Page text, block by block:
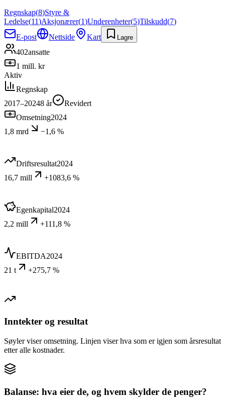
Regnskap(8)Styre &
Ledelse(11)Aksjonærer(1)Underenheter(5)Tilskudd(7)
E-post
Nettside Kart Lagre
402ansatte
1 mill. kr
Aktiv
Regnskap
2017–20248 år
Revidert
Omsetning2024
1,8 mrd
−1,6 %
Driftsresultat2024
16,7 mill
+1083,6 %
Egenkapital2024
2,2 mill
+111,8 %
EBITDA2024
21 t
+275,7 %
Inntekter og resultat
Søyler viser omsetning. Linjen viser hva som er igjen som årsresultat
etter alle kostnader.
Balanse: hva eier de, og hvem skylder de penger?